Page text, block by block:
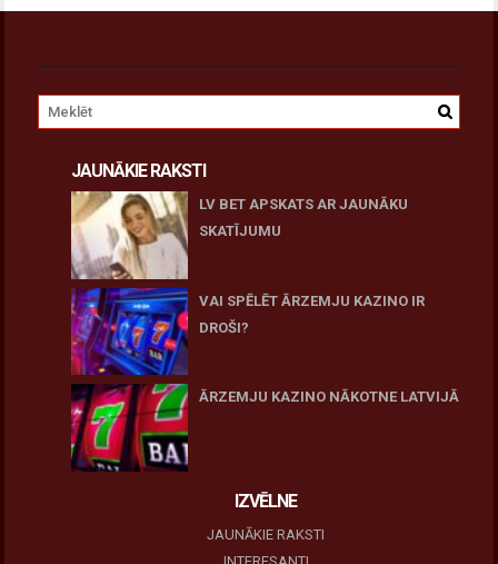
JAUNĀKIE RAKSTI
LV BET APSKATS AR JAUNĀKU
SKATĪJUMU
VAI SPĒLĒT ĀRZEMJU KAZINO IR
DROŠI?
ĀRZEMJU KAZINO NĀKOTNE LATVIJĀ
IZVĒLNE
JAUNĀKIE RAKSTI